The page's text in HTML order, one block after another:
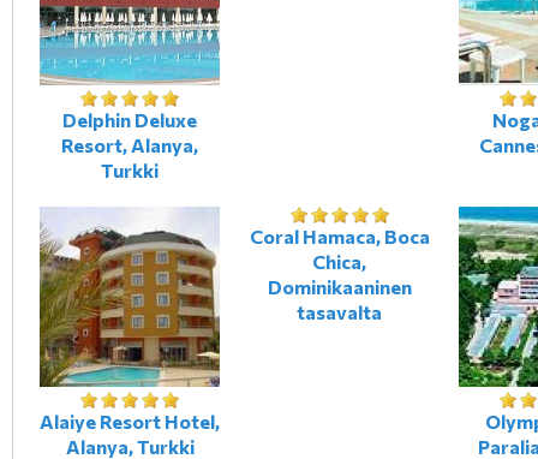
Delphin Deluxe
Resort, Alanya,
Turkki
Alaiye Resort Hotel,
Alanya, Turkki
Coral Hamaca, Boca
Chica,
Dominikaaninen
tasavalta